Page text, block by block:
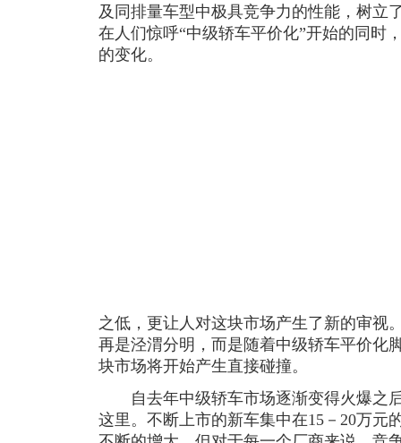
及同排量车型中极具竞争力的性能，树立
在人们惊呼“中级轿车平价化”开始的同时
的变化。
之低，更让人对这块市场产生了新的审视
再是泾渭分明，而是随着中级轿车平价化
块市场将开始产生直接碰撞。
自去年中级轿车市场逐渐变得火爆之
这里。不断上市的新车集中在15－20万元